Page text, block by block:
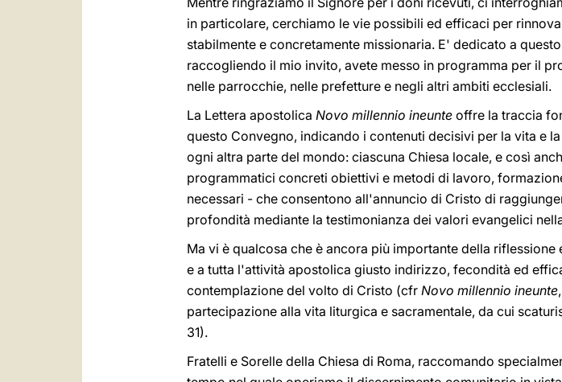
in particolare, cerchiamo le vie possibili ed efficaci per
stabilmente e concretamente missionaria. E' dedicato a
raccogliendo il mio invito, avete messo in programma per il
nelle parrocchie, nelle prefetture e negli altri ambiti ecclesiali.
La Lettera apostolica Novo millennio ineunte offre la traccia
questo Convegno, indicando i contenuti decisivi per la vita e
ogni altra parte del mondo: ciascuna Chiesa locale, e così
programmatici concreti obiettivi e metodi di lavoro,
necessari - che consentono all'annuncio di Cristo di
profondità mediante la testimonianza dei valori evangelici
Ma vi è qualcosa che è ancora più importante della
e a tutta l'attività apostolica giusto indirizzo, fecondità ed
contemplazione del volto di Cristo (cfr Novo millennio ineunte
partecipazione alla vita liturgica e sacramentale, da cui
31).
Fratelli e Sorelle della Chiesa di Roma, raccomando